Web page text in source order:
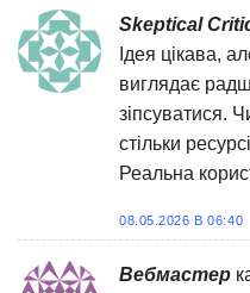
Skeptical
Ідея цікава,
виглядає
зіпсуватися.
стільки
Реальна
08.05.2026 В 06:40
Вебмастер